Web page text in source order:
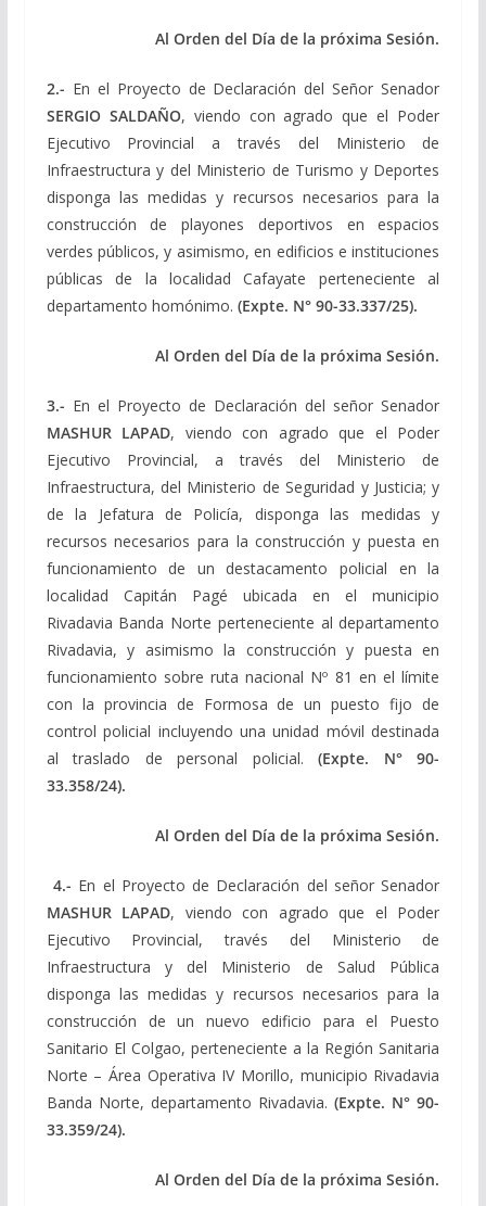
Al Orden del Día de la próxima Sesión.
2.- En el Proyecto de Declaración del Señor Senador
SERGIO SALDAÑO, viendo con agrado que el Poder
Ejecutivo Provincial a través del Ministerio de
Infraestructura y del Ministerio de Turismo y Deportes
disponga las medidas y recursos necesarios para la
construcción de playones deportivos en espacios
verdes públicos, y asimismo, en edificios e instituciones
públicas de la localidad Cafayate perteneciente al
departamento homónimo. (Expte. N° 90-33.337/25).
Al Orden del Día de la próxima Sesión.
3.- En el Proyecto de Declaración del señor Senador
MASHUR LAPAD, viendo con agrado que el Poder
Ejecutivo Provincial, a través del Ministerio de
Infraestructura, del Ministerio de Seguridad y Justicia; y
de la Jefatura de Policía, disponga las medidas y
recursos necesarios para la construcción y puesta en
funcionamiento de un destacamento policial en la
localidad Capitán Pagé ubicada en el municipio
Rivadavia Banda Norte perteneciente al departamento
Rivadavia, y asimismo la construcción y puesta en
funcionamiento sobre ruta nacional Nº 81 en el límite
con la provincia de Formosa de un puesto fijo de
control policial incluyendo una unidad móvil destinada
al traslado de personal policial.(Expte. N° 90-
33.358/24).
Al Orden del Día de la próxima Sesión.
4.- En el Proyecto de Declaración del señor Senador
MASHUR LAPAD, viendo con agrado que el Poder
Ejecutivo Provincial, través del Ministerio de
Infraestructura y del Ministerio de Salud Pública
disponga las medidas y recursos necesarios para la
construcción de un nuevo edificio para el Puesto
Sanitario El Colgao, perteneciente a la Región Sanitaria
Norte – Área Operativa IV Morillo, municipio Rivadavia
Banda Norte, departamento Rivadavia.(Expte. N° 90-
33.359/24).
Al Orden del Día de la próxima Sesión.